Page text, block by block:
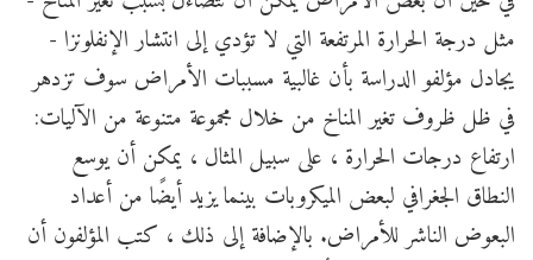
مثل درجة الحرارة المرتفعة التي لا تؤدي إلى انتشار الإنفلونزا -
يجادل مؤلفو الدراسة بأن غالبية مسببات الأمراض سوف تزدهر
في ظل ظروف تغير المناخ من خلال مجموعة متنوعة من الآليات:
ارتفاع درجات الحرارة ، على سبيل المثال ، يمكن أن يوسع
النطاق الجغرافي لبعض الميكروبات بينما يزيد أيضًا من أعداد
البعوض الناشر للأمراض. بالإضافة إلى ذلك ، كتب المؤلفون أن